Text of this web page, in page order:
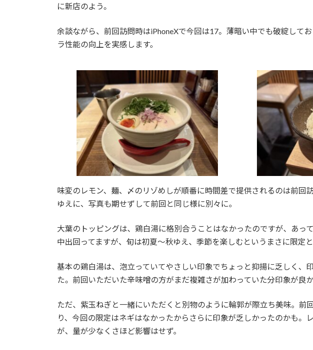
に新店のよう。
余談ながら、前回訪問時はiPhoneXで今回は17。薄暗い中でも破綻して
ラ性能の向上を実感します。
味変のレモン、麺、〆のリゾめしが順番に時間差で提供されるのは前回
ゆえに、写真も期せずして前回と同じ様に別々に。
大葉のトッピングは、鶏白湯に格別合うことはなかったのですが、あっ
中出回ってますが、旬は初夏～秋ゆえ、季節を楽しむというまさに限定
基本の鶏白湯は、泡立っていてやさしい印象でちょっと抑揚に乏しく、
た。前回いただいた辛味噌の方がまだ複雑さが加わっていた分印象が良
ただ、紫玉ねぎと一緒にいただくと別物のように輪郭が際立ち美味。前
り、今回の限定はネギはなかったからさらに印象が乏しかったのかも。
が、量が少なくさほど影響はせず。